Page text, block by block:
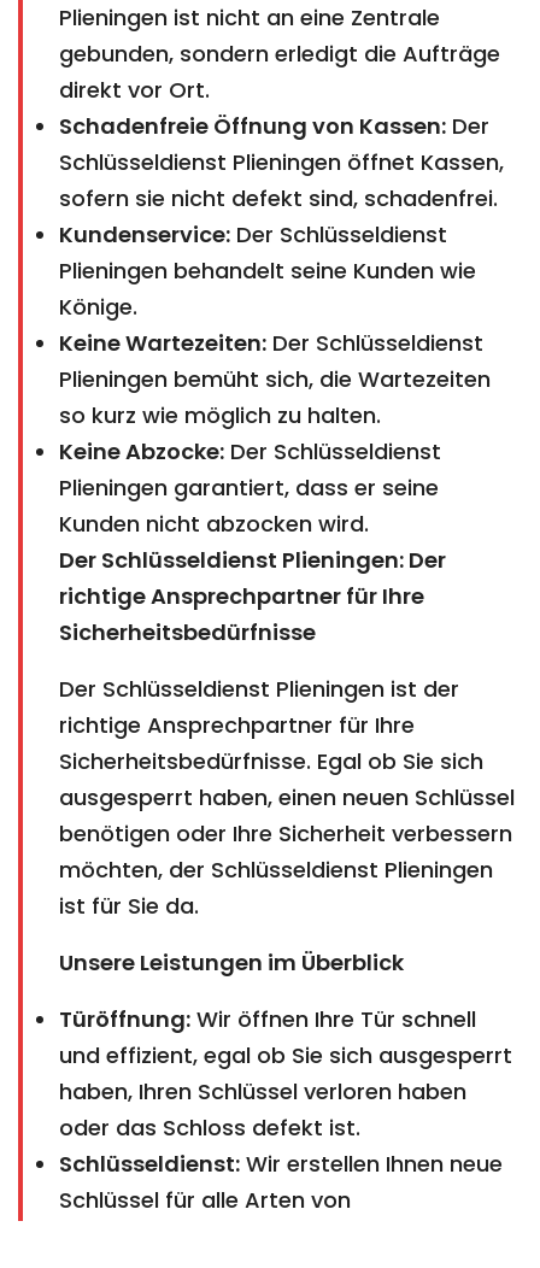
Plieningen ist nicht an eine Zentrale
gebunden, sondern erledigt die Aufträge
direkt vor Ort.
Schadenfreie Öffnung von Kassen: Der
Schlüsseldienst Plieningen öffnet Kassen,
sofern sie nicht defekt sind, schadenfrei.
Kundenservice: Der Schlüsseldienst
Plieningen behandelt seine Kunden wie
Könige.
Keine Wartezeiten: Der Schlüsseldienst
Plieningen bemüht sich, die Wartezeiten
so kurz wie möglich zu halten.
Keine Abzocke: Der Schlüsseldienst
Plieningen garantiert, dass er seine
Kunden nicht abzocken wird.
Der Schlüsseldienst Plieningen: Der
richtige Ansprechpartner für Ihre
Sicherheitsbedürfnisse
Der Schlüsseldienst Plieningen ist der
richtige Ansprechpartner für Ihre
Sicherheitsbedürfnisse. Egal ob Sie sich
ausgesperrt haben, einen neuen Schlüssel
benötigen oder Ihre Sicherheit verbessern
möchten, der Schlüsseldienst Plieningen
ist für Sie da.
Unsere Leistungen im Überblick
Türöffnung: Wir öffnen Ihre Tür schnell
und effizient, egal ob Sie sich ausgesperrt
haben, Ihren Schlüssel verloren haben
oder das Schloss defekt ist.
Schlüsseldienst: Wir erstellen Ihnen neue
Schlüssel für alle Arten von